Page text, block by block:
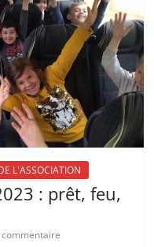
L'ASSOCIATION
: prêt, feu,